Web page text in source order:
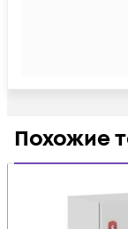
Похожие